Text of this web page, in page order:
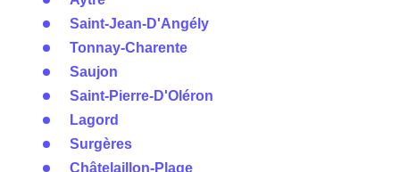
Saint-Jean-D'Angély
Tonnay-Charente
Saujon
Saint-Pierre-D'Oléron
Lagord
Surgères
Châtelaillon-Plage